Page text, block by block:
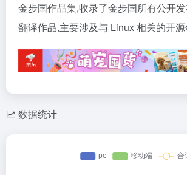
金步国作品集,收录了金步国所有公开
翻译作品,主要涉及与 Linux 相关的开
数据统计